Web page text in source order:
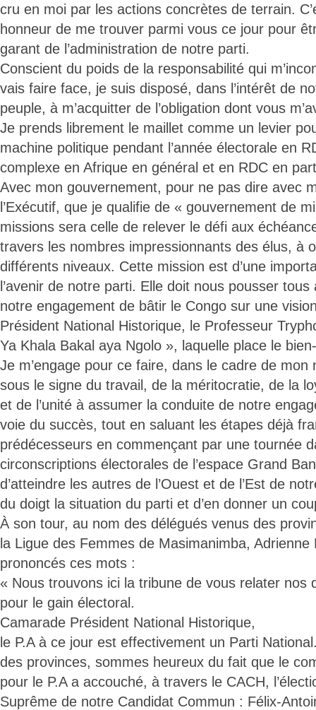
cru en moi par les actions concrètes de terrain.
honneur de me trouver parmi vous ce jour pour
garant de l’administration de notre parti.
Conscient du poids de la responsabilité qui
vais faire face, je suis disposé, dans l’intérêt de
peuple, à m’acquitter de l’obligation dont vous
Je prends librement le maillet comme un levier
machine politique pendant l’année électorale en
complexe en Afrique en général et en RDC en
Avec mon gouvernement, pour ne pas dire avec
l’Exécutif, que je qualifie de « gouvernement de
missions sera celle de relever le défi aux
travers les nombres impressionnants des élus, à
différents niveaux. Cette mission est d’une
l’avenir de notre parti. Elle doit nous pousser
notre engagement de bâtir le Congo sur une
Président National Historique, le Professeur
Ya Khala Bakal aya Ngolo », laquelle place le
Je m’engage pour ce faire, dans le cadre de mon
sous le signe du travail, de la méritocratie, de la
et de l’unité à assumer la conduite de notre
voie du succès, tout en saluant les étapes déjà
prédécesseurs en commençant par une tournée
circonscriptions électorales de l’espace Grand
d’atteindre les autres de l’Ouest et de l’Est de
du doigt la situation du parti et d’en donner un
À son tour, au nom des délégués venus des
la Ligue des Femmes de Masimanimba, Adrienne
prononcés ces mots :
« Nous trouvons ici la tribune de vous relater nos
pour le gain électoral.
Camarade Président National Historique,
le P.A à ce jour est effectivement un Parti
des provinces, sommes heureux du fait que le
pour le P.A a accouché, à travers le CACH,
Suprême de notre Candidat Commun : Félix-